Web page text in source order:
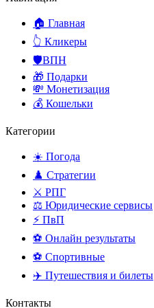
🏠 Главная
👆 Кликеры
🛡️ВПН
🎁 Подарки
💸 Монетизация
💰 Кошельки
Категории
☀️ Погода
♟️ Стратегии
⚔️ РПГ
⚖️ Юридические сервисы
⚡ ПвП
⚽ Онлайн результаты
⚽ Спортивные
✈️ Путешествия и билеты
Контакты